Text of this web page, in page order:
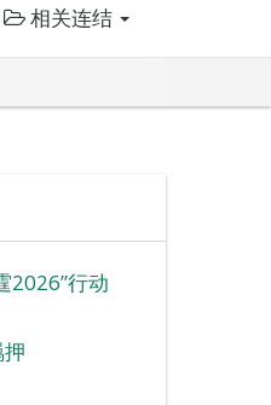
相关连结
2026”行动